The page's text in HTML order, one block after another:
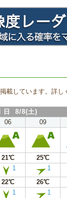
載しています。詳し
日 8/8(土)
06 09
21℃ 25℃
1 1
22℃ 26℃
1 1